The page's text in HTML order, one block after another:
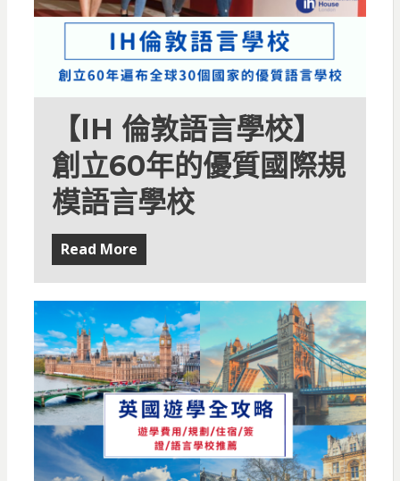
【IH 倫敦語言學校】
創立60年的優質國際規
模語言學校
Read More